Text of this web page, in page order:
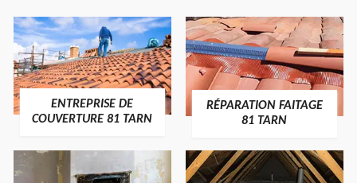
ENTREPRISE DE
COUVERTURE 81 TARN
RÉPARATION FAITAGE
81 TARN